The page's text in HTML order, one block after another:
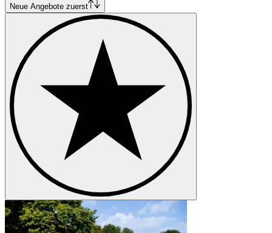
Alfa Romeo Spider
Alfa Romeo SZ-RZ
Neue Angebote zuerst